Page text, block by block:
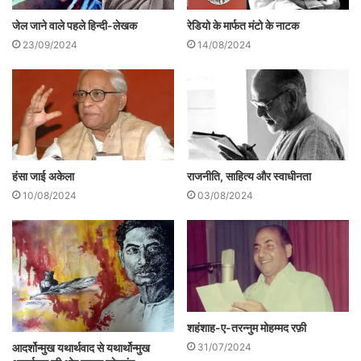
जेल जाने वाले पहले हिन्दी-लेखक
23/09/2024
रेडियो के मार्फत मंटो के नाटक
14/08/2024
हंसा जाई अकेला
10/08/2024
राजनीति, साहित्य और स्वाधीनता
03/08/2024
आदर्शोन्मुख यथार्थवाद से यथार्थोन्मुख
शहंशाह-ए-तरन्नुम मोहम्मद रफ़ी
31/07/2024